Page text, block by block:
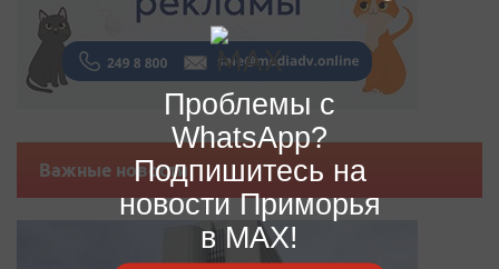
Важные новости
Проблемы с
WhatsApp?
Подпишитесь на
новости Приморья
в MAX!